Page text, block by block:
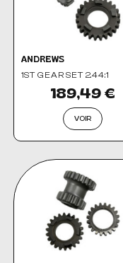
ANDREWS
1ST GEAR SET 2.44:1
189,49 €
VOIR